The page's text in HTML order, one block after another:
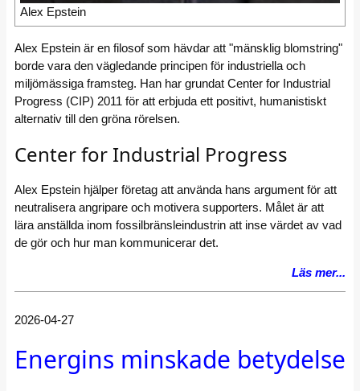
Alex Epstein
Alex Epstein är en filosof som hävdar att "mänsklig blomstring"
borde vara den vägledande principen för industriella och
miljömässiga framsteg. Han har grundat Center for Industrial
Progress (CIP) 2011 för att erbjuda ett positivt, humanistiskt
alternativ till den gröna rörelsen.
Center for Industrial Progress
Alex Epstein hjälper företag att använda hans argument för att
neutralisera angripare och motivera supporters. Målet är att
lära anställda inom fossilbränsleindustrin att inse värdet av vad
de gör och hur man kommunicerar det.
Läs mer...
2026-04-27
Energins minskade betydelse